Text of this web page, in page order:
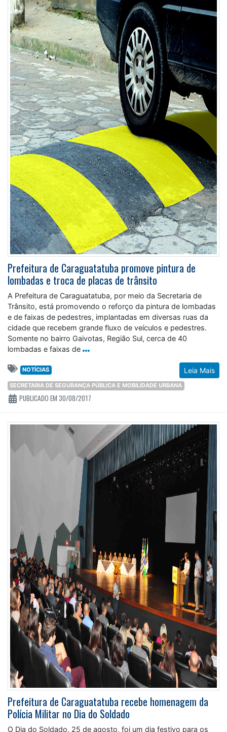
Prefeitura de Caraguatatuba promove pintura de
lombadas e troca de placas de trânsito
A Prefeitura de Caraguatatuba, por meio da Secretaria de
Trânsito, está promovendo o reforço da pintura de lombadas
e de faixas de pedestres, implantadas em diversas ruas da
cidade que recebem grande fluxo de veículos e pedestres.
Somente no bairro Gaivotas, Região Sul, cerca de 40
lombadas e faixas de
Leia Mais
NOTÍCIAS
SECRETARIA DE SEGURANÇA PÚBLICA E MOBILIDADE URBANA
PUBLICADO EM 30/08/2017
Prefeitura de Caraguatatuba recebe homenagem da
Polícia Militar no Dia do Soldado
O Dia do Soldado, 25 de agosto, foi um dia festivo para os